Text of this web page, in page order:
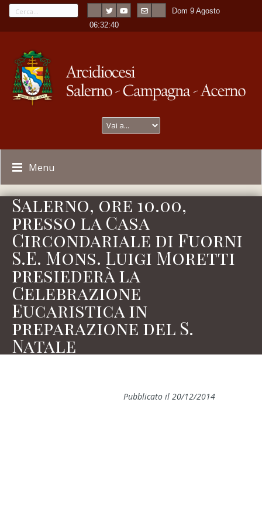
Dom 9 Agosto
-06:32:40
Menu
Salerno, ore 10.00,
presso la Casa
Circondariale di Fuorni
S.E. Mons. Luigi Moretti
presiederà la
Celebrazione
Eucaristica in
preparazione del S.
Natale
Pubblicato il 20/12/2014